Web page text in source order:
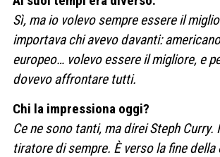
Sì, ma io volevo sempre essere il
importava chi avevo davanti:
europeo… volevo essere il migliore, e
dovevo affrontare tutti.
Chi la impressiona oggi?
Ce ne sono tanti, ma direi Steph Curry.
tiratore di sempre. È verso la fine della